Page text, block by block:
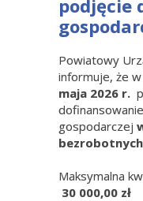
podjęcie
Powiatowy
informuje, że
maja 2026 r.
gospodarczej
Maksymalna
30 000,00 zł